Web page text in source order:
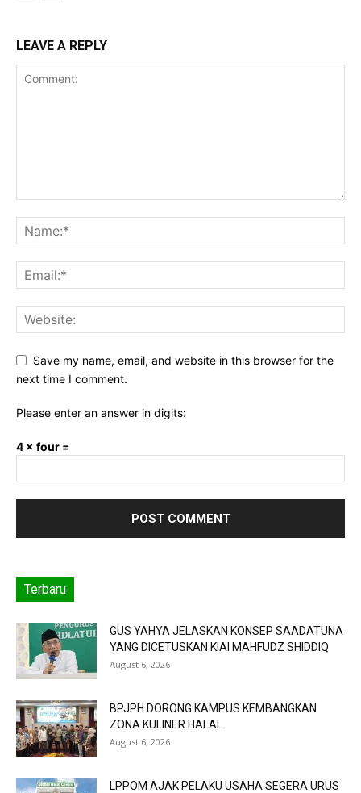
LEAVE A REPLY
Save my name, email, and website in this browser for the
next time I comment.
Please enter an answer in digits:
4 × four =
Terbaru
GUS YAHYA JELASKAN KONSEP SAADATUNA
YANG DICETUSKAN KIAI MAHFUDZ SHIDDIQ
August 6, 2026
BPJPH DORONG KAMPUS KEMBANGKAN
ZONA KULINER HALAL
August 6, 2026
LPPOM AJAK PELAKU USAHA SEGERA URUS